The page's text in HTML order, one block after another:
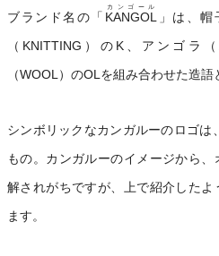
ブランド名の「 KANGOL
カンゴール
」は、
（KNITTING）のK、アンゴラ
（WOOL）のOLを組み合わせた造語
シンボリックなカンガルーのロゴ
もの。カンガルーのイメージから
解されがちですが、上で紹介した
ます。